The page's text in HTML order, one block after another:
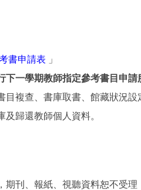
書申請表 」
下一學期教師指定參考書目申請
目複查、書庫取書、館藏狀況
及歸還教師個人資料。
期刊、報紙、視聽資料恕不受